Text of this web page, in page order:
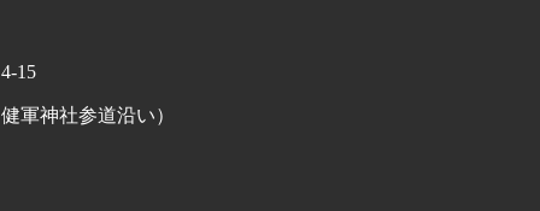
15
健軍神社参道沿い）